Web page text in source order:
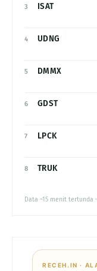
3 ISAT
4 UDNG
5 DMMX
6 GDST
7 LPCK
8 TRUK
Data ~15 menit tertunda
RECEH.IN ·